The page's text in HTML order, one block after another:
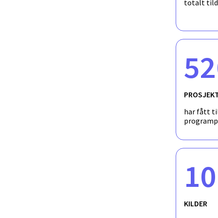
totalt
har fått
10
KILDER